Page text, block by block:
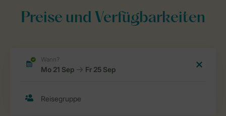
Preise und Verfügbarkeiten